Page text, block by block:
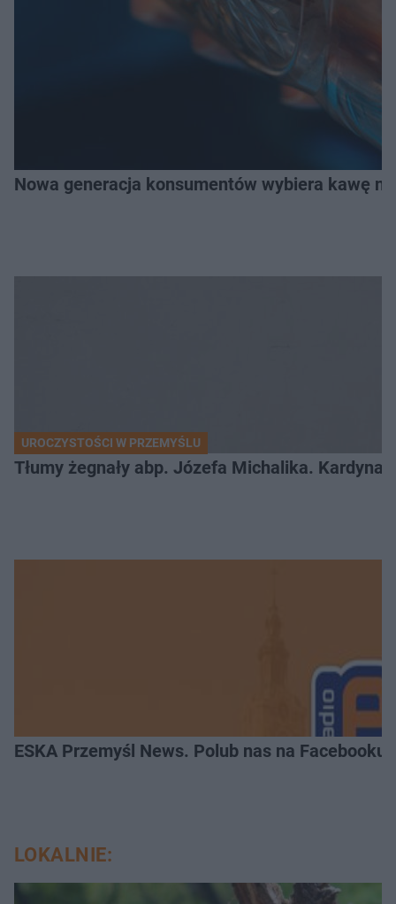
Nowa generacja konsumentów wybiera kawę
UROCZYSTOŚCI W PRZEMYŚLU
Tłumy żegnały abp. Józefa Michalika.
ESKA Przemyśl News. Polub nas na Facebooku!
LOKALNIE: